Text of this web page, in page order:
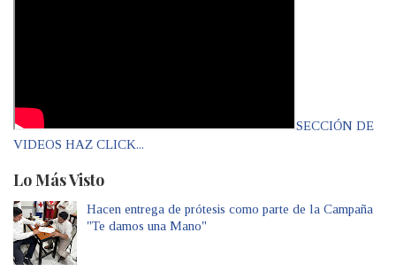
SECCIÓN DE
VIDEOS HAZ CLICK...
Lo Más Visto
Hacen entrega de prótesis como parte de la Campaña
"Te damos una Mano"